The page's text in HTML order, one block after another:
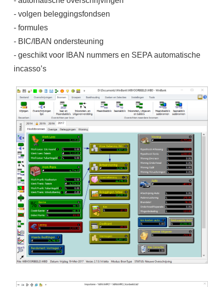
- volgen beleggingsfondsen
- formules
- BIC/IBAN ondersteuning
- geschikt voor IBAN nummers en SEPA automatische
incasso’s